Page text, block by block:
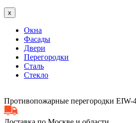
x
Окна
Фасады
Двери
Перегородки
Сталь
Стекло
Противопожарные перегородки EIW-